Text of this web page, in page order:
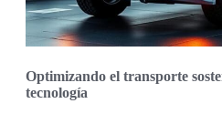
Optimizando el transporte
tecnología